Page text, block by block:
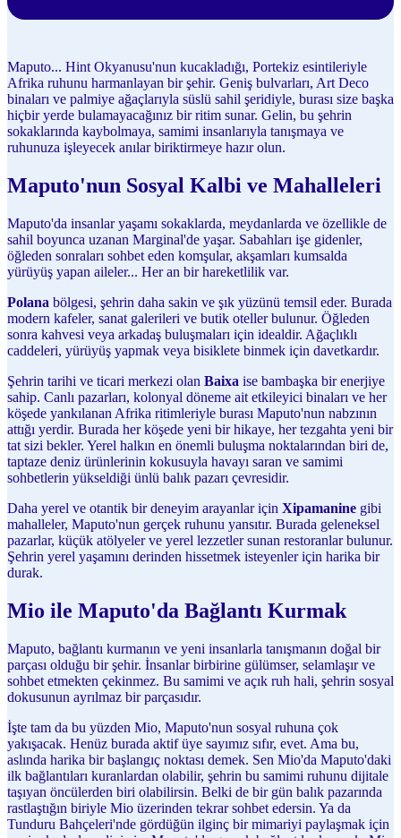
Maputo... Hint Okyanusu'nun kucakladığı, Portekiz esintileriyle
Afrika ruhunu harmanlayan bir şehir. Geniş bulvarları, Art Deco
binaları ve palmiye ağaçlarıyla süslü sahil şeridiyle, burası size başka
hiçbir yerde bulamayacağınız bir ritim sunar. Gelin, bu şehrin
sokaklarında kaybolmaya, samimi insanlarıyla tanışmaya ve
ruhunuza işleyecek anılar biriktirmeye hazır olun.
Maputo'nun Sosyal Kalbi ve Mahalleleri
Maputo'da insanlar yaşamı sokaklarda, meydanlarda ve özellikle de
sahil boyunca uzanan Marginal'de yaşar. Sabahları işe gidenler,
öğleden sonraları sohbet eden komşular, akşamları kumsalda
yürüyüş yapan aileler... Her an bir hareketlilik var.
Polana bölgesi, şehrin daha sakin ve şık yüzünü temsil eder. Burada
modern kafeler, sanat galerileri ve butik oteller bulunur. Öğleden
sonra kahvesi veya arkadaş buluşmaları için idealdir. Ağaçlıklı
caddeleri, yürüyüş yapmak veya bisiklete binmek için davetkardır.
Şehrin tarihi ve ticari merkezi olan Baixa ise bambaşka bir enerjiye
sahip. Canlı pazarları, kolonyal döneme ait etkileyici binaları ve her
köşede yankılanan Afrika ritimleriyle burası Maputo'nun nabzının
attığı yerdir. Burada her köşede yeni bir hikaye, her tezgahta yeni bir
tat sizi bekler. Yerel halkın en önemli buluşma noktalarından biri de,
taptaze deniz ürünlerinin kokusuyla havayı saran ve samimi
sohbetlerin yükseldiği ünlü balık pazarı çevresidir.
Daha yerel ve otantik bir deneyim arayanlar için Xipamanine gibi
mahalleler, Maputo'nun gerçek ruhunu yansıtır. Burada geleneksel
pazarlar, küçük atölyeler ve yerel lezzetler sunan restoranlar bulunur.
Şehrin yerel yaşamını derinden hissetmek isteyenler için harika bir
durak.
Mio ile Maputo'da Bağlantı Kurmak
Maputo, bağlantı kurmanın ve yeni insanlarla tanışmanın doğal bir
parçası olduğu bir şehir. İnsanlar birbirine gülümser, selamlaşır ve
sohbet etmekten çekinmez. Bu samimi ve açık ruh hali, şehrin sosyal
dokusunun ayrılmaz bir parçasıdır.
İşte tam da bu yüzden Mio, Maputo'nun sosyal ruhuna çok
yakışacak. Henüz burada aktif üye sayımız sıfır, evet. Ama bu,
aslında harika bir başlangıç noktası demek. Sen Mio'da Maputo'daki
ilk bağlantıları kuranlardan olabilir, şehrin bu samimi ruhunu dijitale
taşıyan öncülerden biri olabilirsin. Belki de bir gün balık pazarında
rastlaştığın biriyle Mio üzerinden tekrar sohbet edersin. Ya da
Tunduru Bahçeleri'nde gördüğün ilginç bir mimariyi paylaşmak için